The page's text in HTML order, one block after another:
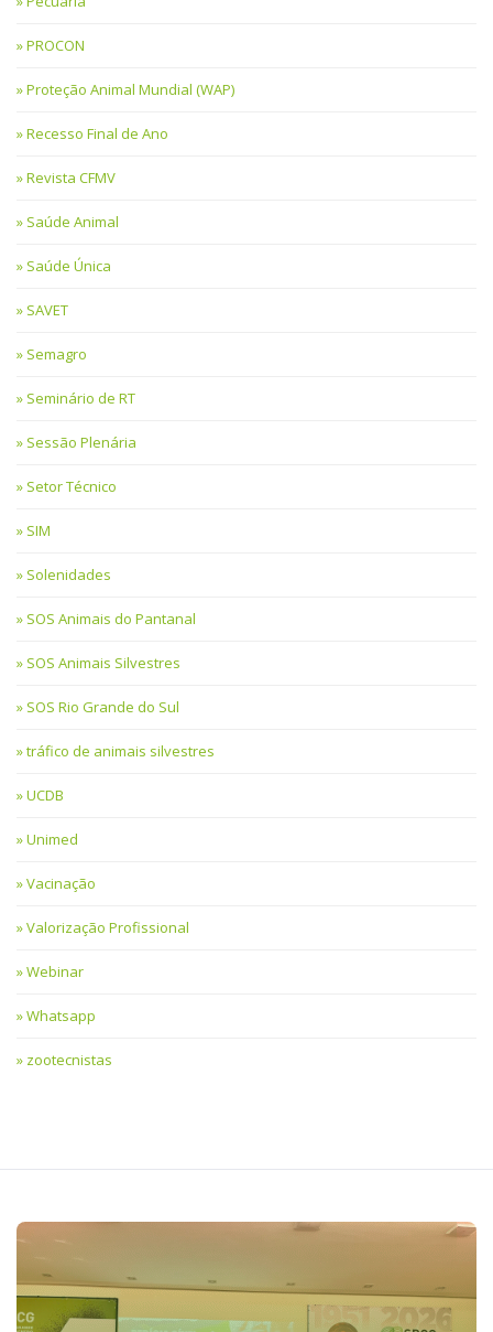
PROCON
Proteção Animal Mundial (WAP)
Recesso Final de Ano
Revista CFMV
Saúde Animal
Saúde Única
SAVET
Semagro
Seminário de RT
Sessão Plenária
Setor Técnico
SIM
Solenidades
SOS Animais do Pantanal
SOS Animais Silvestres
SOS Rio Grande do Sul
tráfico de animais silvestres
UCDB
Unimed
Vacinação
Valorização Profissional
Webinar
Whatsapp
zootecnistas